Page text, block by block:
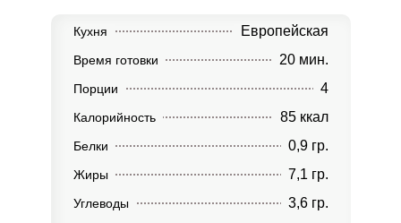
Кухня Европейская
Время готовки 20 мин.
Порции 4
Калорийность 85 ккал
Белки 0,9 гр.
Жиры 7,1 гр.
Углеводы 3,6 гр.